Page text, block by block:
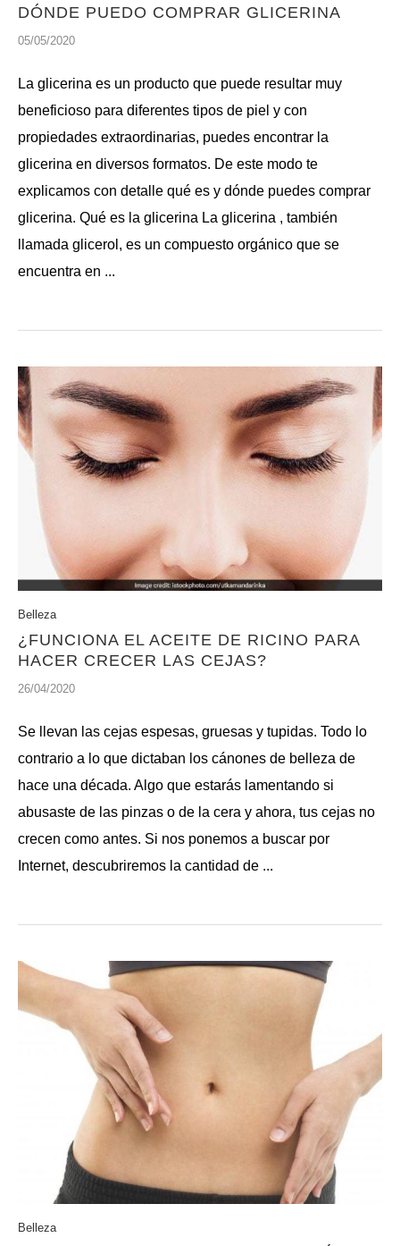
DÓNDE PUEDO COMPRAR GLICERINA
05/05/2020
La glicerina es un producto que puede resultar muy
beneficioso para diferentes tipos de piel y con
propiedades extraordinarias, puedes encontrar la
glicerina en diversos formatos. De este modo te
explicamos con detalle qué es y dónde puedes comprar
glicerina. Qué es la glicerina La glicerina , también
llamada glicerol, es un compuesto orgánico que se
encuentra en ...
Belleza
¿FUNCIONA EL ACEITE DE RICINO PARA
HACER CRECER LAS CEJAS?
26/04/2020
Se llevan las cejas espesas, gruesas y tupidas. Todo lo
contrario a lo que dictaban los cánones de belleza de
hace una década. Algo que estarás lamentando si
abusaste de las pinzas o de la cera y ahora, tus cejas no
crecen como antes. Si nos ponemos a buscar por
Internet, descubriremos la cantidad de ...
Belleza